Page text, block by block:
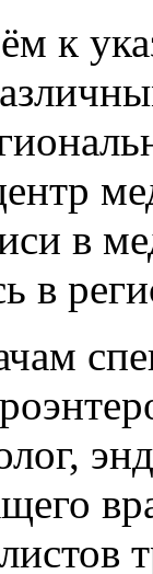
к
в
в